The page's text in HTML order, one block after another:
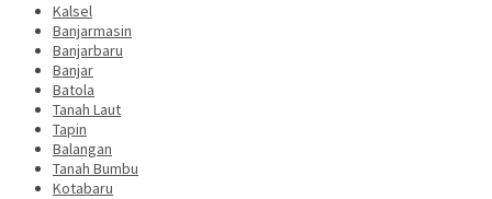
Kalsel
Banjarmasin
Banjarbaru
Banjar
Batola
Tanah Laut
Tapin
Balangan
Tanah Bumbu
Kotabaru